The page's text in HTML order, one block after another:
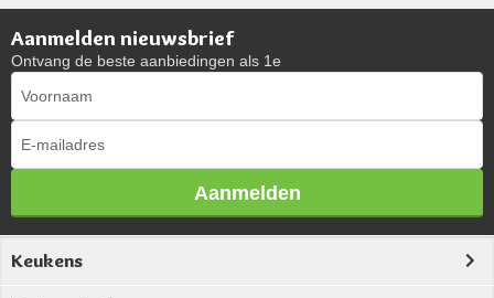
Aanmelden nieuwsbrief
Ontvang de beste aanbiedingen als 1e
Aanmelden
Keukens